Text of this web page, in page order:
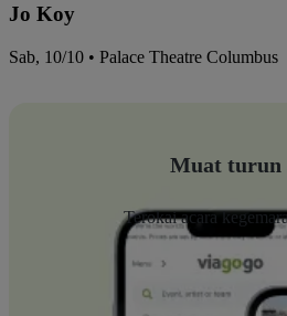
Jo Koy
Sab, 10/10 • Palace Theatre Columbus
Muat turun
Terokai acara